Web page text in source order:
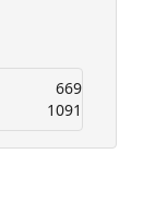
669
1091